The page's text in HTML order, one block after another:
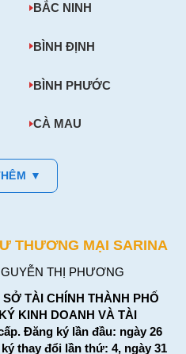
BẮC NINH
BÌNH ĐỊNH
BÌNH PHƯỚC
CÀ MAU
▼
THƯƠNG MẠI SARINA
THỊ PHƯƠNG
TÀI CHÍNH THÀNH PHỐ
KINH DOANH VÀ TÀI
Đăng ký lần đầu: ngày 26
thay đổi lần thứ: 4, ngày 31